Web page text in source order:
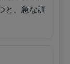
と、急な調